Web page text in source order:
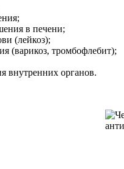
в печени;
(лейкоз);
(варикоз, тромбофлебит);
внутренних органов.